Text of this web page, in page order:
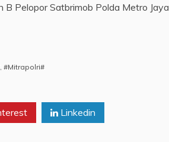
Pelopor Satbrimob Polda Metro Jaya.
#Mitrapolri#
Linkedin